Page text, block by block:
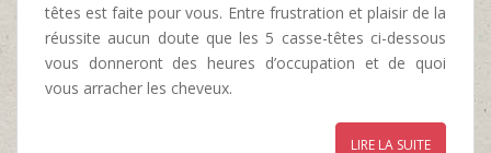
têtes est faite pour vous. Entre frustration et plaisir de la
réussite aucun doute que les 5 casse-têtes ci-dessous
vous donneront des heures d’occupation et de quoi
vous arracher les cheveux.
LIRE LA SUITE